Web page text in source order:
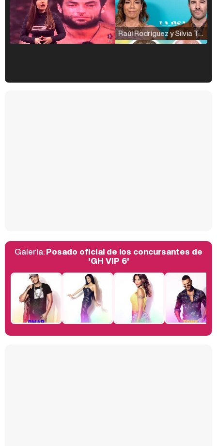
Raúl Rodríguez y Silvia Taulés nos cuentan su papel en 'La familia de la tele'
Belén Esteban: "Estoy emocionada, muy contenta y muy feliz por llegar a RTVE"
Manu Baqueiro: "Tuve como referente a Bruce Willis en 'Luz de Luna' para mi trabajo en la serie 'Perdiendo el juicio'"
Galería:Posado oficial de los concursantes de
'GH VIP 6'